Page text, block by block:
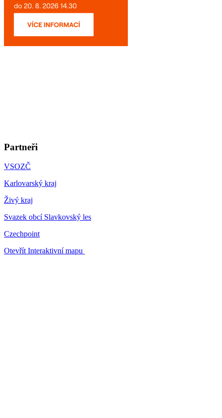
Partneři
VSOZČ
Karlovarský kraj
Živý kraj
Svazek obcí Slavkovský les
Czechpoint
Otevřít Interaktivní mapu